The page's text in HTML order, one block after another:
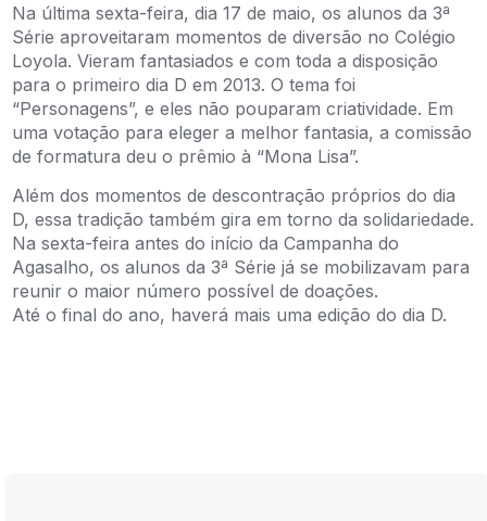
Na última sexta-feira, dia 17 de maio, os alunos da 3ª
Série aproveitaram momentos de diversão no Colégio
Loyola. Vieram fantasiados e com toda a disposição
para o primeiro dia D em 2013. O tema foi
“Personagens”, e eles não pouparam criatividade. Em
uma votação para eleger a melhor fantasia, a comissão
de formatura deu o prêmio à “Mona Lisa”.
Além dos momentos de descontração próprios do dia
D, essa tradição também gira em torno da solidariedade.
Na sexta-feira antes do início da Campanha do
Agasalho, os alunos da 3ª Série já se mobilizavam para
reunir o maior número possível de doações.
Até o final do ano, haverá mais uma edição do dia D.